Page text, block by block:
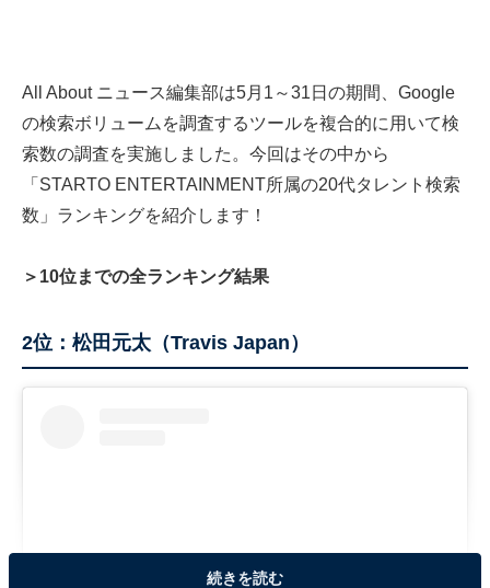
All About ニュース編集部は5月1～31日の期間、Google
の検索ボリュームを調査するツールを複合的に用いて検
索数の調査を実施しました。今回はその中から
「STARTO ENTERTAINMENT所属の20代タレント検索
数」ランキングを紹介します！
＞10位までの全ランキング結果
2位：松田元太（Travis Japan）
続きを読む